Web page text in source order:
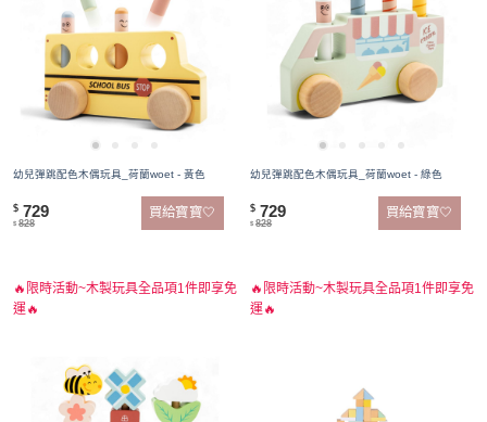
幼兒彈跳配色木偶玩具_荷蘭woet - 黃色
$ 729
$ 828
買給寶寶🤍
幼兒彈跳配色木偶玩具_荷蘭woet - 綠色
$ 729
$ 828
買給寶寶🤍
🔥限時活動~木製玩具全品項1件即享免
運🔥
🔥限時活動~木製玩具全品項1件即享免
運🔥